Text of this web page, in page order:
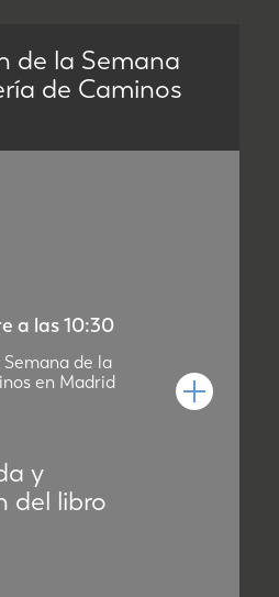
de la Semana
de Caminos
a las 10:30
de la
en Madrid
y
del libro